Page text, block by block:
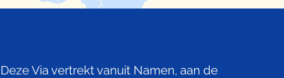
Deze Via vertrekt vanuit Namen, aan de